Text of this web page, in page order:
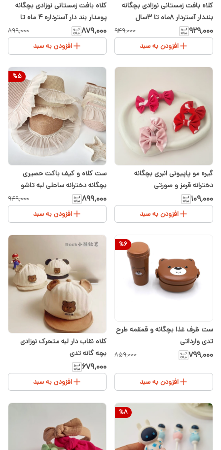
کلاه بافت زمستانی نوزادی بچگانه
بنددار آستردار ۸ماه تا ۳سال
۹۲۹٬۰۰۰ ۹۴۹٬۰۰۰
افزودن به سبد
کلاه بافت زمستانی نوزادی بچگانه
پومدار بند دار آسترداره ۴ ماه تا
۲سال
۸۷۹٬۰۰۰ ۸۹۹٬۰۰۰
افزودن به سبد
گیره مو پاپیونی انبری بچگانه
دخترانه قرمز و صورتی
۱۰۹٬۰۰۰
افزودن به سبد
%5
ست کلاه و کیف باکت حصیری
بچگانه دخترانه ساحلی لبه تاشو
حریر تور و مروارید
۸۹۹٬۰۰۰ ۹۴۹٬۰۰۰
افزودن به سبد
%6
ست ظرف غذا بچگانه و قمقمه طرح
تدی وارداتی
۷۹۹٬۰۰۰ ۸۵۹٬۰۰۰
افزودن به سبد
کلاه نقاب دار لبه متحرک نوزادی
بچه گانه تدی
۶۷۹٬۰۰۰
افزودن به سبد
%8